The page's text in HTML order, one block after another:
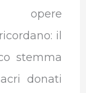
opere
il
stemma
donati